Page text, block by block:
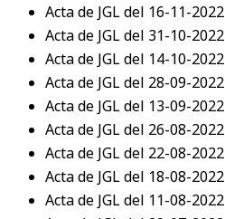
Acta de JGL del 16-11-2022
Acta de JGL del 31-10-2022
Acta de JGL del 14-10-2022
Acta de JGL del 28-09-2022
Acta de JGL del 13-09-2022
Acta de JGL del 26-08-2022
Acta de JGL del 22-08-2022
Acta de JGL del 18-08-2022
Acta de JGL del 11-08-2022